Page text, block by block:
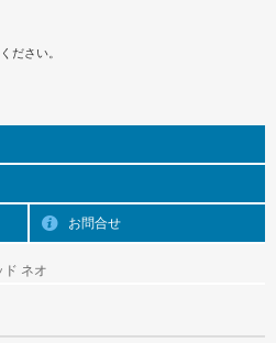
ださい。
お問合せ
ド ネオ